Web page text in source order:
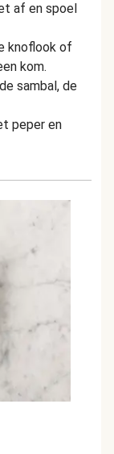
af en spoel
knoflook of
kom.
sambal, de
peper en